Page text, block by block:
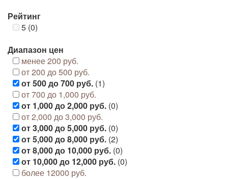
Рейтинг
5 (0)
Диапазон цен
менее 200 руб.
от 200 до 500 руб.
от 500 до 700 руб. (1)
от 700 до 1,000 руб.
от 1,000 до 2,000 руб. (0)
от 2,000 до 3,000 руб.
от 3,000 до 5,000 руб. (0)
от 5,000 до 8,000 руб. (2)
от 8,000 до 10,000 руб. (0)
от 10,000 до 12,000 руб. (0)
более 12000 руб.